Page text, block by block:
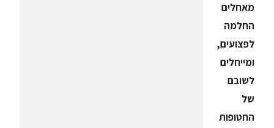
מאחלים
החלמה
לפצועים,
ומייחלים
לשובם
של
החטופות